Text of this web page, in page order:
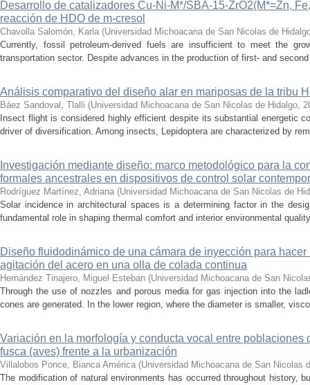
Desarrollo de catalizadores Cu-Ni-M*/SBA-15-ZrO2(M*=Zn,
reacción de HDO de m-cresol
Chavolla Salomón, Karla (Universidad Michoacana de San Nicolas de
Currently, fossil petroleum-derived fuels are insufficient to meet the
transportation sector. Despite advances in the production of first- and
Análisis comparativo del diseño alar en mariposas de la tribu
Báez Sandoval, Tlalli (Universidad Michoacana de San Nicolas de Hidalgo,
Insect flight is considered highly efficient despite its substantial energetic
driver of diversification. Among insects, Lepidoptera are characterized by
Investigación mediante diseño: marco metodológico para la
formales ancestrales en dispositivos de control solar
Rodríguez Martínez, Adriana (Universidad Michoacana de San Nicolas de
Solar incidence in architectural spaces is a determining factor in the
fundamental role in shaping thermal comfort and interior environmental
Diseño fluidodinámico de una cámara de inyección para
agitación del acero en una olla de colada continua
Hernández Tinajero, Miguel Esteban (Universidad Michoacana de San
Through the use of nozzles and porous media for gas injection into the
cones are generated. In the lower region, where the diameter is smaller,
Variación en la morfología y conducta vocal entre poblaciones
fusca (aves) frente a la urbanización
Villalobos Ponce, Bianca América (Universidad Michoacana de San Nicolas
The modification of natural environments has occurred throughout history,